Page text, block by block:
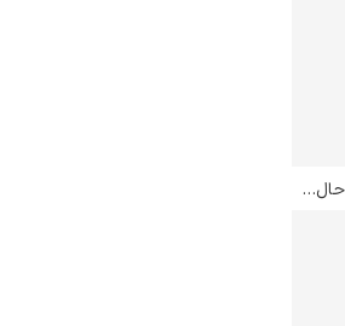
ناپلئون در حال عبور از آلپ – ژاک لویی داوید